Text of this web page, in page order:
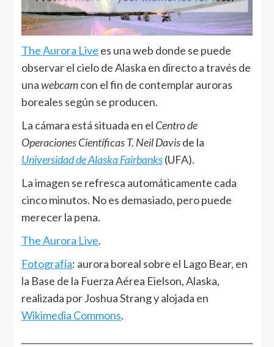
The Aurora Live es una web donde se puede
observar el cielo de Alaska en directo a través de
unawebcamcon el fin de contemplar auroras
boreales según se producen.
La cámara está situada en el Centro de
Operaciones Científicas T. Neil Davisde la
Universidad de Alaska Fairbanks(UFA).
La imagen se refresca automáticamente cada
cinco minutos. No es demasiado, pero puede
merecer la pena.
The Aurora Live.
Fotografía: aurora boreal sobre el Lago Bear, en
la Base de la Fuerza Aérea Eielson, Alaska,
realizada por Joshua Strang y alojada en
Wikimedia Commons.